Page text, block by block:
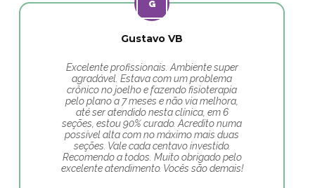
Gustavo VB
Excelente profissionais. Ambiente super
agradável. Estava com um problema
crônico no joelho e fazendo fisioterapia
pelo plano a 7 meses e não via melhora,
até ser atendido nesta clínica, em 6
seções, estou 90% curado. Acredito numa
possível alta com no máximo mais duas
seções. Vale cada centavo investido.
Recomendo a todos. Muito obrigado pelo
excelente atendimento. Vocês são demais!